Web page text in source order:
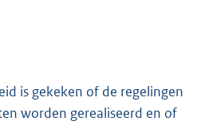
is gekeken of de regelingen
worden gerealiseerd en of